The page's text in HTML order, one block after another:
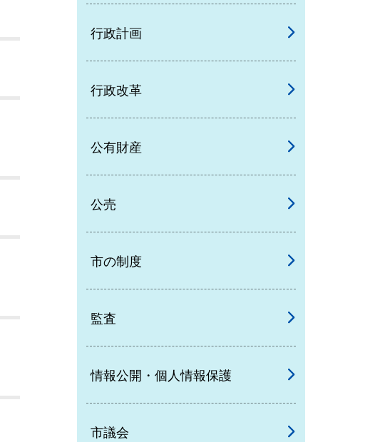
行政計画
行政改革
公有財産
公売
市の制度
監査
情報公開・個人情報保護
市議会